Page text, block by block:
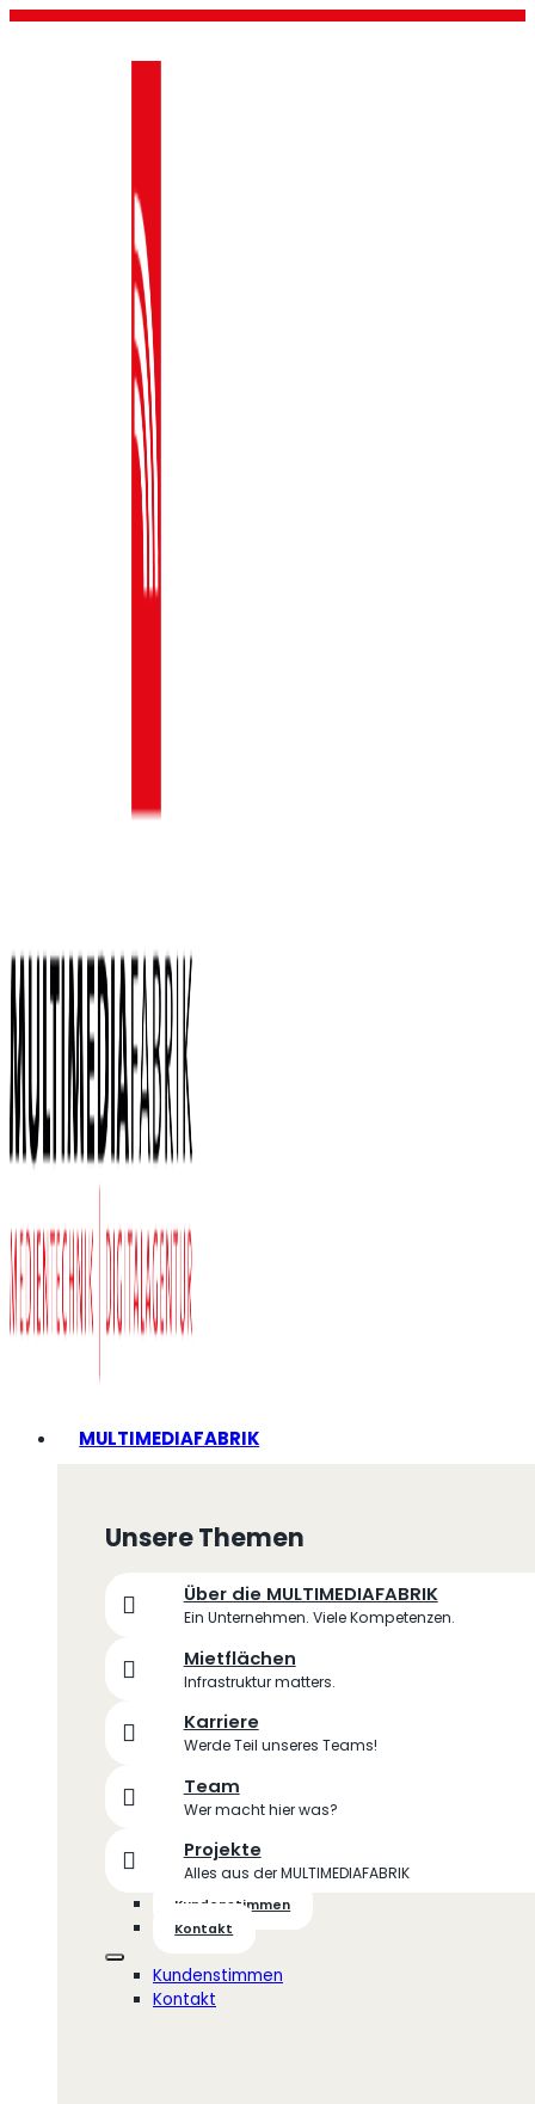
MULTIMEDIAFABRIK
Unsere Themen
Über die MULTIMEDIAFABRIK
Ein Unternehmen. Viele Kompetenzen.
Mietflächen
Infrastruktur matters.
Karriere
Werde Teil unseres Teams!
Team
Wer macht hier was?
Projekte
Alles aus der MULTIMEDIAFABRIK
Kundenstimmen
Kontakt
Kundenstimmen
Kontakt